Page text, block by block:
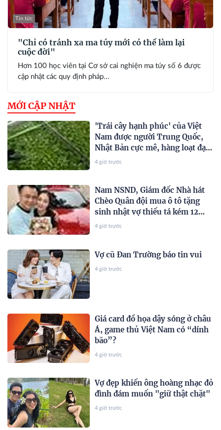
Tin tức
"Chỉ có tránh xa ma túy mới có thể làm lại
cuộc đời"
Hơn 100 học viên tại Cơ sở cai nghiện ma túy số 6 được
cập nhật các quy định pháp...
MỚI CẬP NHẬT
'Trái cây hạnh phúc' của Việt
Nam được người Trung Quốc,
Nhật Bản cực mê, hàng loạt đại
gia chạy đua mở rộng diện tích
4 giờ trước
Nam NSND, Giám đốc Nhà hát
Chèo Quân đội mua ô tô tặng
sinh nhật vợ thiếu tá kém 12
tuổi
4 giờ trước
Vợ cũ Đan Trường báo tin vui
4 giờ trước
Giá card đồ họa dậy sóng ở châu
Á, game thủ Việt Nam có “dính
bão”?
4 giờ trước
Vợ đẹp khiến ông hoàng nhạc đỏ
đình đám muốn "giữ thật chặt"
4 giờ trước